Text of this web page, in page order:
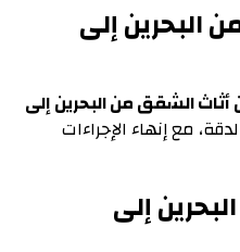
إلى
الشقق من البحرين إلى
مع إنهاء الإجراءات
إلى